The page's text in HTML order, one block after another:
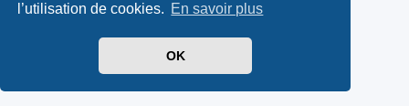
l’utilisation de cookies. En savoir plus
OK